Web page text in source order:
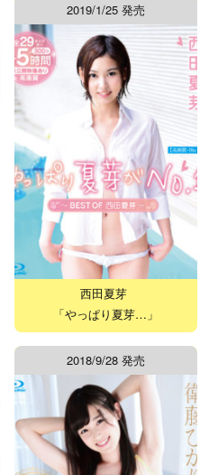
2019/1/25 発売
西田夏芽
「やっぱり夏芽…」
2018/9/28 発売